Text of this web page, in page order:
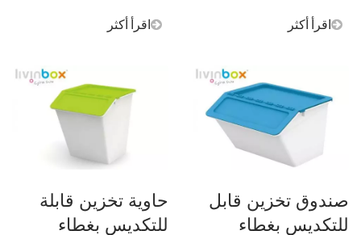
اقرأ أكثر اقرأ أكثر
صندوق تخزين قابل
للتكديس بغطاء
حاوية تخزين قابلة
للتكديس بغطاء